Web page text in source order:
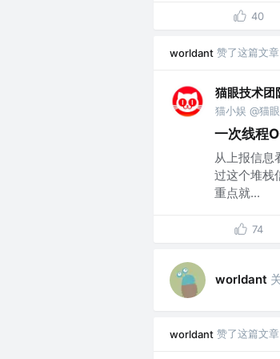
40
worldant 赞了这篇文章
猫眼技术团
猫小娱 @猫
一次线程
从上报信息
过这个堆栈
重点就...
74
worldant
worldant 赞了这篇文章